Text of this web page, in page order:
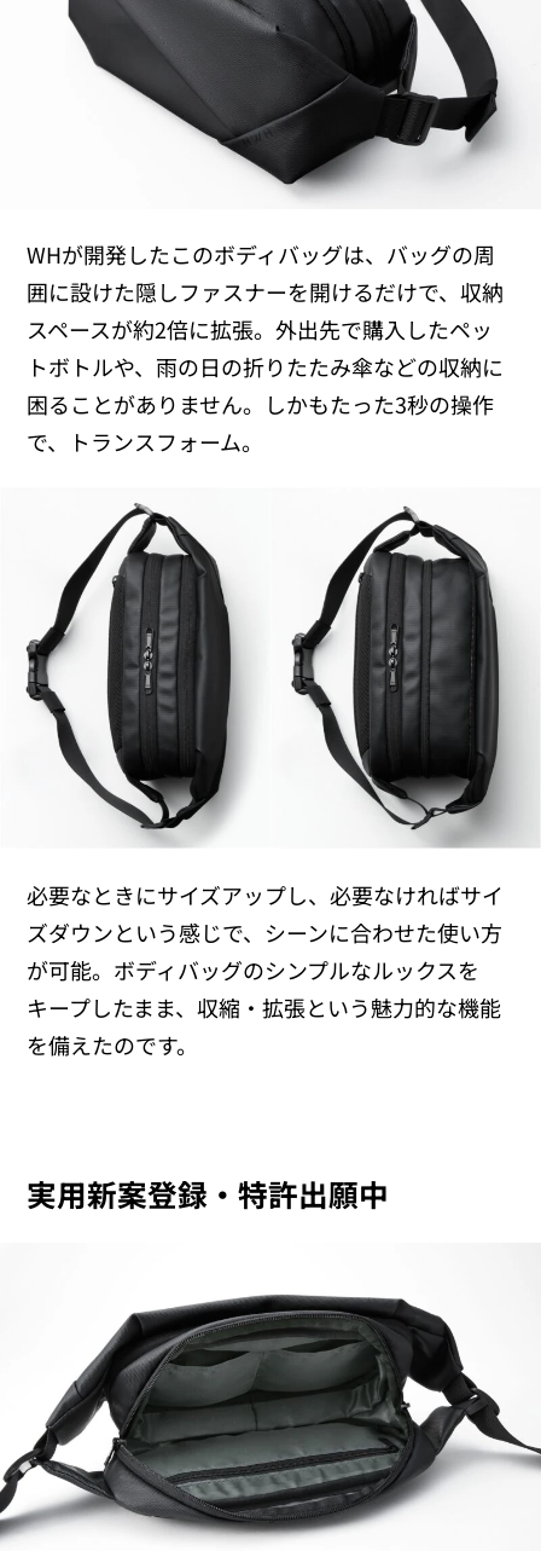
WHが開発したこのボディバッグは、バッグの周
囲に設けた隠しファスナーを開けるだけで、収納
スペースが約2倍に拡張。外出先で購入したペッ
トボトルや、雨の日の折りたたみ傘などの収納に
困ることがありません。しかもたった3秒の操作
で、トランスフォーム。
必要なときにサイズアップし、必要なければサイ
ズダウンという感じで、シーンに合わせた使い方
が可能。ボディバッグのシンプルなルックスを
キープしたまま、収縮・拡張という魅力的な機能
を備えたのです。
実用新案登録・特許出願中